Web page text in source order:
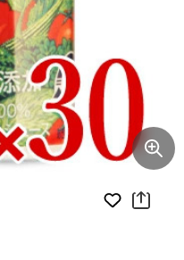
お気に入り